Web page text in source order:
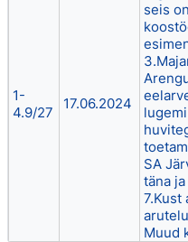
1-
4.9/27
17.06.2024
seis
SA
täna
7.Kust
Muud